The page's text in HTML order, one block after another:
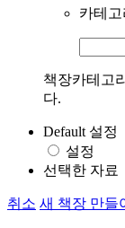
카테고
책장카테고
다.
Default 설정
설정
선택한 자료
취소 새 책장 만들